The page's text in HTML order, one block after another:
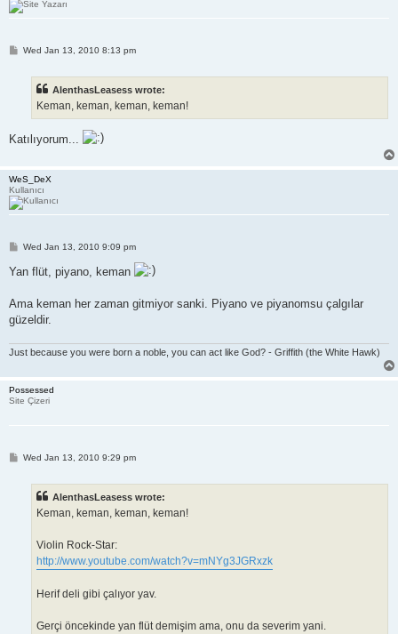
PWed Jan 13, 2010 8:13 pm
AlenthasLeasess wrote:
Keman, keman, keman, keman!
Katılıyorum...
WeS_DeX
Kullanıcı
P
t
Wed Jan 13, 2010 9:09 pm
Yan flüt, piyano, keman
Ama keman her zaman gitmiyor sanki. Piyano ve piyanomsu çalgılar
güzeldir.
Just because you were born a noble, you can act like God? - Griffith (the White Hawk)
Possessed
Site Çizeri
PWed Jan 13, 2010 9:29 pm
AlenthasLeasess wrote:
Keman, keman, keman, keman!
Violin Rock-Star:
http://www.youtube.com/watch?v=mNYg3JGRxzk
Herif deli gibi çalıyor yav.
Gerçi öncekinde yan flüt demişim ama, onu da severim yani.